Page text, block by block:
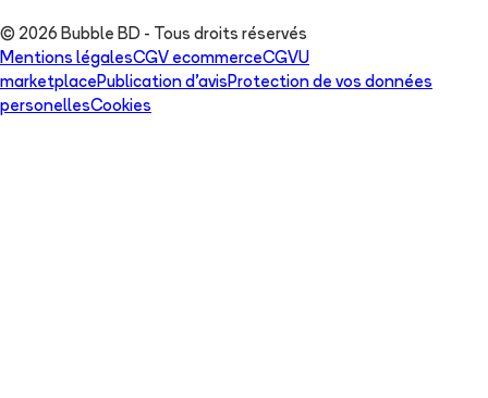
© 2026 Bubble BD - Tous droits réservés
Mentions légalesCGV ecommerceCGVU
marketplace Publication d'avis Protection de vos données
personellesCookies